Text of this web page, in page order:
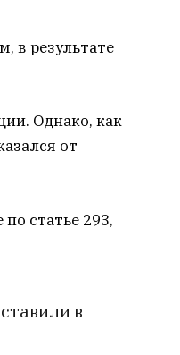
в результате
Однако, как
от
статье 293,
в